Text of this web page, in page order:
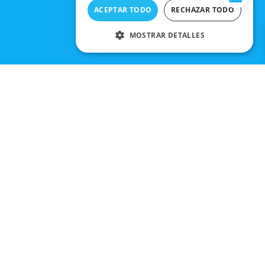
ACEPTAR TODO RECHAZAR TODO
MOSTRAR DETALLES